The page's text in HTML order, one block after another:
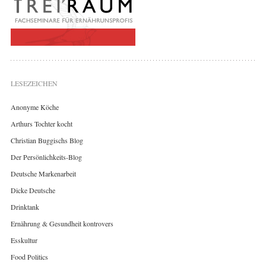
LESEZEICHEN
Anonyme Köche
Arthurs Tochter kocht
Christian Buggischs Blog
Der Persönlichkeits-Blog
Deutsche Markenarbeit
Dicke Deutsche
Drinktank
Ernährung & Gesundheit kontrovers
Esskultur
Food Politics